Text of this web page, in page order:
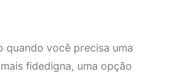
quando você precisa uma
fidedigna, uma opção